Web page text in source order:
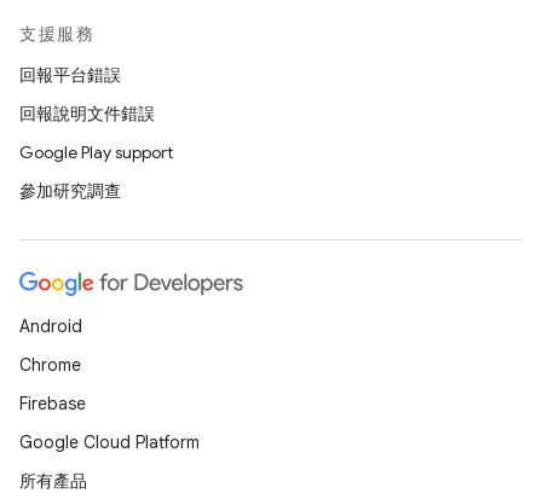
支援服務
回報平台錯誤
回報說明文件錯誤
Google Play support
參加研究調查
Android
Chrome
Firebase
Google Cloud Platform
所有產品